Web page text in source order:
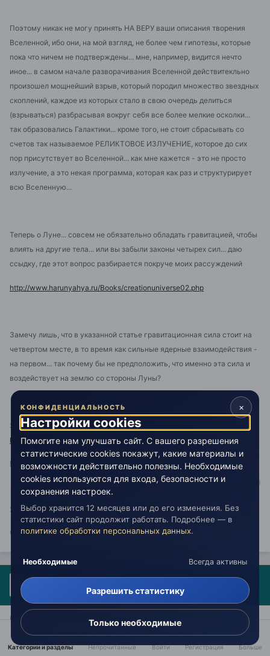
Поэтому никак не могу принять НА ВЕРУ ваши описания творения
Вселенной, ибо они, на мой взгляд, не более чем гипотезы, которые
пока что ничем не подтверждены... мне, например, видится нечто
иное... в самом начале разворачивания Вселенной действитекльно
произошел мощнейший взрыв, который породил множество звездных
скоплений, каждое из которых стало в свою очередь делиться
(взрываться) разбрасывая вокруг себя все более мелкие осколки...
так образовались Галактики... кроме того, не стоит сбрасывать со
счетов так называемое РЕЛИКТОВОЕ ИЗЛУЧЕНИЕ, которое до сих
пор присутствует во Вселенной... как мне кажется - это не просто
излучение, а это некая программа, которая как раз и структурирует
всю Вселенную...
Теперь о Луне... совсем не обязательно обладать гравитацией, чтобы
влиять на другие тела... или вы забыли законы четырех сил... даю
ссыдку, где этот вопрос разбирается покруче моих рассуждений
http://www.harunyahya.ru/Books/creationuniverse02.php
Замечу лишь, что в указанной статье гравитационная сила стоит на
четвертом месте, в то время как сильные ядерные взаимодействия -
на первом... так почему бы не предположить, что именно эта сила и
воздействует на землю со стороны Луны?
ЗЫ: А захотите, можете почитать статью и на этой ссылке
http://mirobretshikh.narod.ru/sotvoreniye_vselennoi.htm
Изменено10 мая 2011пользователем киммериец
Я ЗНАЮ, ЧТО НИЧЕГО НЕ ЗНАЮ!
Сократ
Гость метеор
Опубликовано:10 мая 2011
Продолжим. Схема №2 "Солнце - облако - система".
Категории и разделы Непрочитанные Войти Регистрация Больше
×
КОНФИДЕНЦИАЛЬНОСТЬ
Настройки cookies
Помогите нам улучшать сайт. С вашего разрешения
статистические cookies покажут, какие материалы и
возможности действительно полезны. Необходимые
cookies используются для входа, безопасности и
сохранения настроек.
Выбор хранится 12 месяцев или до его изменения. Без
статистики сайт продолжит работать. Подробнее — в
политике обработки персональных данных.
Необходимые Всегда активны
Разрешить статистику
Только необходимые